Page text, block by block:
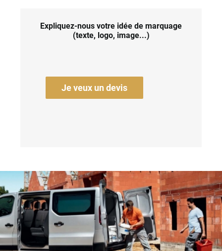
Expliquez-nous votre idée de marquage
(texte, logo, image...)
Je veux un devis